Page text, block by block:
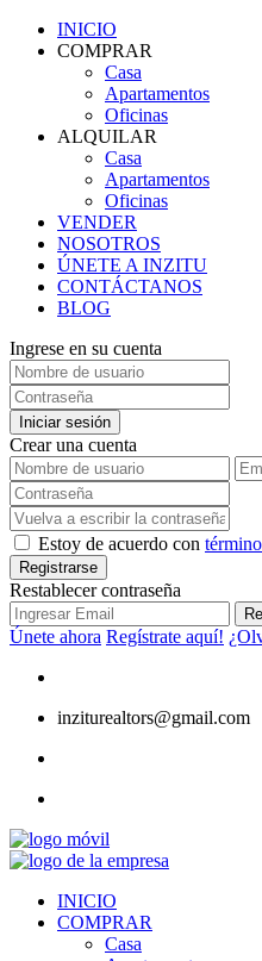
INICIO
COMPRAR
Casa
Apartamentos
Oficinas
ALQUILAR
Casa
Apartamentos
Oficinas
VENDER
NOSOTROS
ÚNETE A INZITU
CONTÁCTANOS
BLOG
Ingrese en su cuenta
Iniciar sesión
Crear una cuenta
Estoy de acuerdo con
Registrarse
Restablecer contraseña
Únete ahora Regístrate aquí!
inziturealtors@gmail.com
INICIO
COMPRAR
Casa